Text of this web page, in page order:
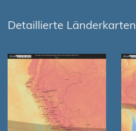
Detaillierte Länderkarten